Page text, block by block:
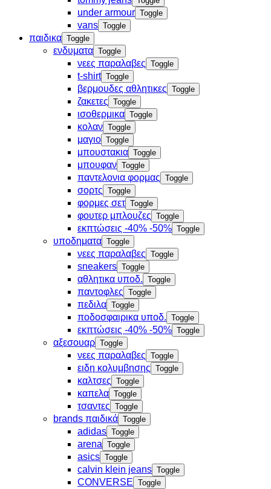
under armour Toggle
vans Toggle
παιδικα Toggle
ενδυματα Toggle
νεες παραλαβες Toggle
t-shirt Toggle
βερμουδες αθλητικες Toggle
ζακετες Toggle
ισοθερμικα Toggle
κολαν Toggle
μαγιο Toggle
μπουστακια Toggle
μπουφαν Toggle
παντελονια φορμας Toggle
σορτς Toggle
φορμες σετ Toggle
φουτερ μπλουζες Toggle
εκπτώσεις -40% -50% Toggle
υποδηματα Toggle
νεες παραλαβες Toggle
sneakers Toggle
αθλητικα υποδ. Toggle
παντοφλες Toggle
πεδιλα Toggle
ποδοσφαιρικα υποδ. Toggle
εκπτώσεις -40% -50% Toggle
αξεσουαρ Toggle
νεες παραλαβες Toggle
ειδη κολυμβησης Toggle
καλτσες Toggle
καπελα Toggle
τσαντες Toggle
brands παιδικά Toggle
adidas Toggle
arena Toggle
asics Toggle
calvin klein jeans Toggle
CONVERSE Toggle